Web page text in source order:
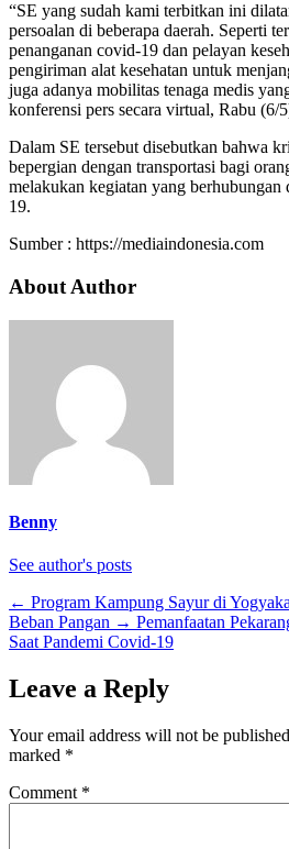
“SE yang sudah kami terbitkan ini
persoalan di beberapa daerah. Seperti
penanganan covid-19 dan pelayan
pengiriman alat kesehatan untuk
juga adanya mobilitas tenaga medis
konferensi pers secara virtual, Rabu (6/
Dalam SE tersebut disebutkan bahwa
bepergian dengan transportasi bagi
melakukan kegiatan yang berhubungan
19.
Sumber : https://mediaindonesia.com
About Author
Benny
See author's posts
← Program Kampung Sayur di
Beban Pangan → Pemanfaatan
Saat Pandemi Covid-19
Leave a Reply
Your email address will not be
marked *
Comment *